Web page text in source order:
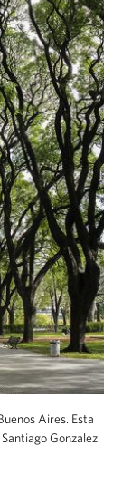
Aires. Esta
Santiago Gonzalez